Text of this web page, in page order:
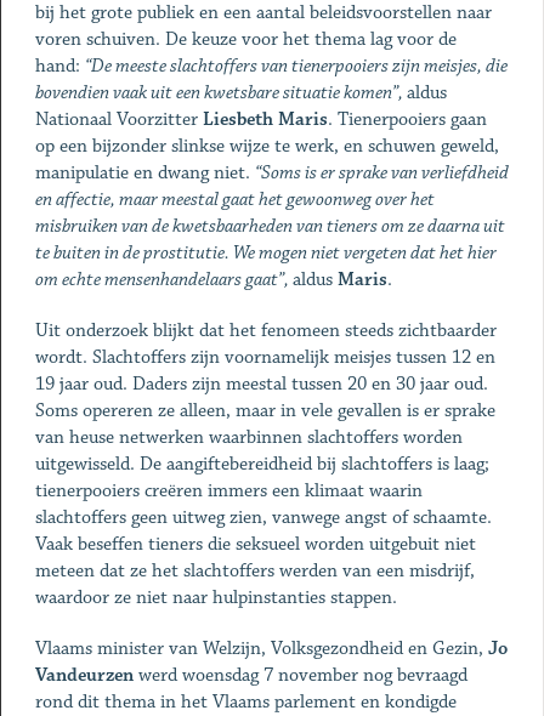
bij het grote publiek en een aantal beleidsvoorstellen naar
voren schuiven. De keuze voor het thema lag voor de
hand: “De meeste slachtoffers van tienerpooiers zijn meisjes, die
bovendien vaak uit een kwetsbare situatie komen”, aldus
Nationaal Voorzitter Liesbeth Maris. Tienerpooiers gaan
op een bijzonder slinkse wijze te werk, en schuwen geweld,
manipulatie en dwang niet. “Soms is er sprake van verliefdheid
en affectie, maar meestal gaat het gewoonweg over het
misbruiken van de kwetsbaarheden van tieners om ze daarna uit
te buiten in de prostitutie. We mogen niet vergeten dat het hier
om echte mensenhandelaars gaat”, aldus Maris.
Uit onderzoek blijkt dat het fenomeen steeds zichtbaarder
wordt. Slachtoffers zijn voornamelijk meisjes tussen 12 en
19 jaar oud. Daders zijn meestal tussen 20 en 30 jaar oud.
Soms opereren ze alleen, maar in vele gevallen is er sprake
van heuse netwerken waarbinnen slachtoffers worden
uitgewisseld. De aangiftebereidheid bij slachtoffers is laag;
tienerpooiers creëren immers een klimaat waarin
slachtoffers geen uitweg zien, vanwege angst of schaamte.
Vaak beseffen tieners die seksueel worden uitgebuit niet
meteen dat ze het slachtoffers werden van een misdrijf,
waardoor ze niet naar hulpinstanties stappen.
Vlaams minister van Welzijn, Volksgezondheid en Gezin, Jo
Vandeurzenwerd woensdag 7 november nog bevraagd
rond dit thema in het Vlaams parlement en kondigde